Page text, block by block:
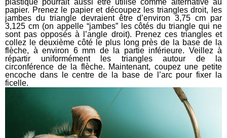
papier. Prenez le papier et découpez les triangles droit, les
jambes du triangle devraient être d’environ 3,75 cm par
3,125 cm (on appelle “jambes” les côtés du triangle qui ne
sont pas opposés à l’angle droit). Prenez ces triangles et
collez le deuxième côté le plus long près de la base de la
flèche, à environ 6 mm de la partie inférieure. Veillez à
répartir uniformément les triangles autour de la
circonférence de la flèche. Maintenant, coupez une petite
encoche dans le centre de la base de l’arc pour fixer la
ficelle.